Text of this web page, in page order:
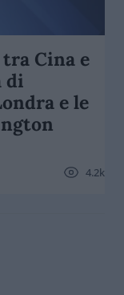
Cina e
di
e le
4.2k